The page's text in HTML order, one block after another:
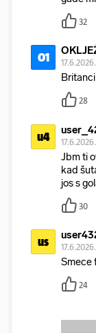
32
O1 17.6.2026.
28
u4 17.6.2026.
Jbm ti
kad
jos s
30
us 17.6.2026.
Smece
24